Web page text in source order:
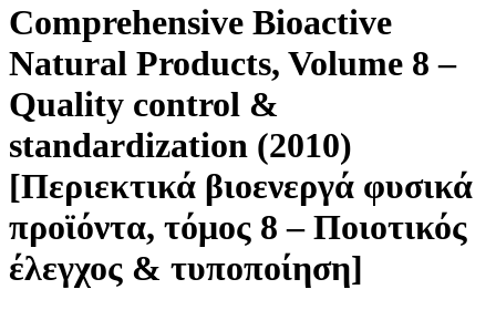
Comprehensive Bioactive
Natural Products, Volume 8 –
Quality control &
standardization (2010)
[Περιεκτικά βιοενεργά φυσικά
προϊόντα, τόμος 8 – Ποιοτικός
έλεγχος & τυποποίηση]